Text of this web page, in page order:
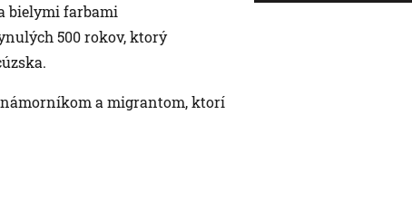
bielymi farbami
500 rokov, ktorý
a migrantom, ktorí